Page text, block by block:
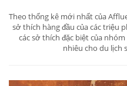
Theo thống kê mới nhất của
sở thích hàng đầu của các triệu
các sở thích đặc biệt của
nhiêu cho du lịch